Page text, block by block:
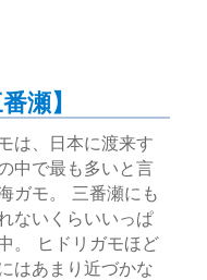
瀬】
は、日本に渡来す
中で最も多いと言
ガモ。 三番瀬にも
ないくらいいっぱ
。 ヒドリガモほど
はあまり近づかな